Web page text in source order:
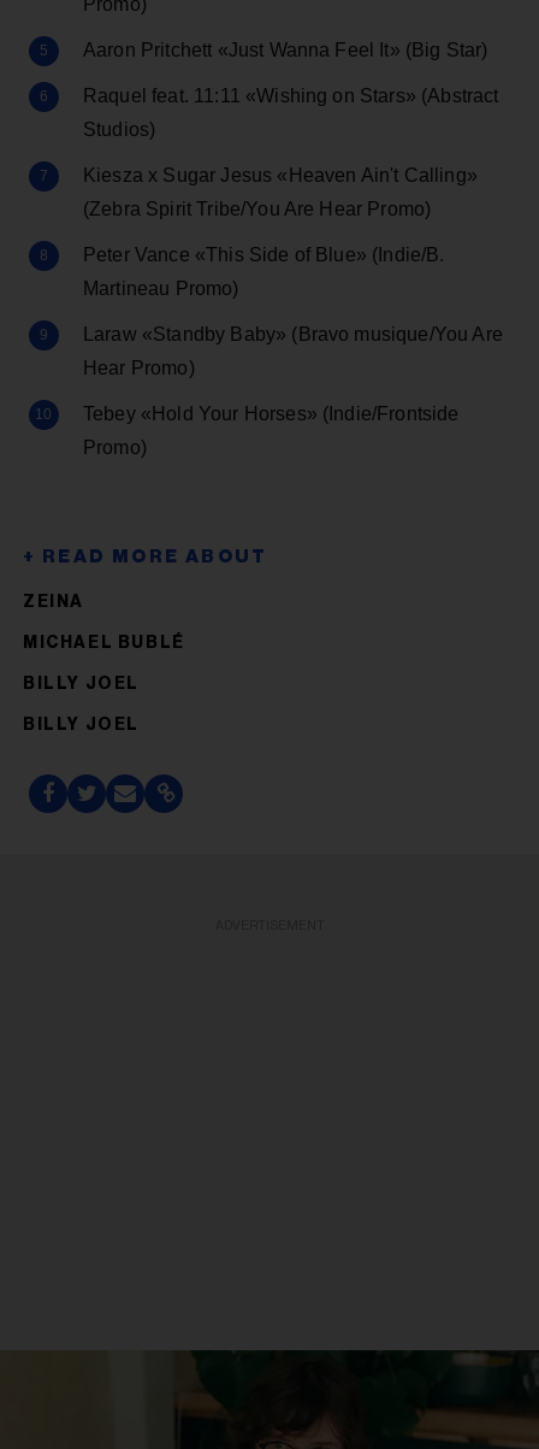
Aaron Pritchett «Just Wanna Feel It» (Big Star)
Raquel feat. 11:11 «Wishing on Stars» (Abstract
Studios)
Kiesza x Sugar Jesus «Heaven Ain't Calling»
(Zebra Spirit Tribe/You Are Hear Promo)
Peter Vance «This Side of Blue» (Indie/B.
Martineau Promo)
Laraw «Standby Baby» (Bravo musique/You Are
Hear Promo)
Tebey «Hold Your Horses» (Indie/Frontside
Promo)
ZEINA
MICHAEL BUBLÉ
BILLY JOEL
BILLY JOEL